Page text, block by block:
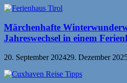
Märchenhafte
Jahreswechsel in einem
20. September 202429. Dezember